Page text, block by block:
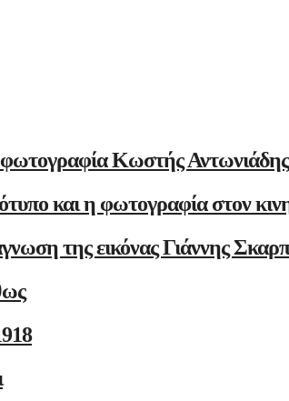
Κωστής Αντωνιάδης
και η φωτογραφία στον
της εικόνας Γιάννης